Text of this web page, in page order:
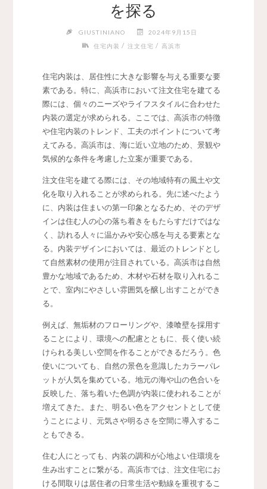
を探る
GIUSTINIANO
2024年9月15日
住宅内装 / 注文住宅 / 高浜市
住宅内装は、居住性に大きな影響を与える重要な要
素である。 特に、高浜市において注文住宅を建てる
際には、個々のニーズやライフスタイルに合わせた
内装の選定が求められる。ここでは、高浜市の特徴
や住宅内装のトレンド、工夫のポイントについて考
えてみる。高浜市は、海に近い立地のため、景観や
気候的な条件を考慮した立案が重要である。
注文住宅を建てる際には、その地域特有の風土や文
化を取り入れることが求められる。先に述べたよう
に、内装は住まいの第一印象となるため、そのデザ
インは住む人の心の落ち着きをもたらすだけではな
く、訪れる人々に温かみや安心感を与える要素とな
る。内装デザインにおいては、最近のトレンドとし
て自然素材の使用が注目されている。高浜市は自然
豊かな地域であるため、木材や石材を取り入れるこ
とで、室内にやさしい雰囲気を醸し出すことができ
る。
例えば、無垢材のフローリングや、漆喰壁を採用す
ることにより、環境への配慮とともに、長く使い続
けられる美しい空間を作ることができるだろう。色
使いについても、自然の景色を意識したカラーパレ
ットが人気を集めている。地元の海や山の色合いを
反映した、落ち着いた色調が内装に使われることが
増えてきた。また、明るい色をアクセントとして使
うことにより、元気さや明るさを空間に導入するこ
ともできる。
住む人にとっても、内装の調和が心地よい住環境を
生み出すことに繋がる。高浜市では、注文住宅にお
ける間取りは居住者の日常生活や動線を重視するこ